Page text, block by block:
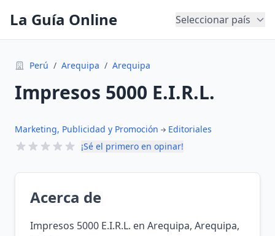
La Guía Online Seleccionar país
Perú / Arequipa / Arequipa
Impresos 5000 E.I.R.L.
Marketing, Publicidad y Promoción
Editoriales
¡Sé el primero en opinar!
Acerca de
Impresos 5000 E.I.R.L. en Arequipa, Arequipa,